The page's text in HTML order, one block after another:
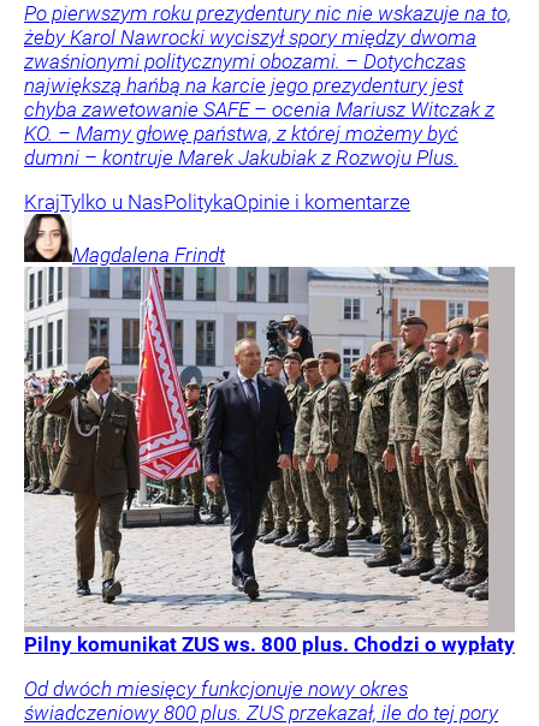
Po pierwszym roku prezydentury nic nie wskazuje na to,
żeby Karol Nawrocki wyciszył spory między dwoma
zwaśnionymi politycznymi obozami. – Dotychczas
największą hańbą na karcie jego prezydentury jest
chyba zawetowanie SAFE – ocenia Mariusz Witczak z
KO. – Mamy głowę państwa, z której możemy być
dumni – kontruje Marek Jakubiak z Rozwoju Plus.
KrajTylko u NasPolitykaOpinie i komentarze
Magdalena Frindt
Pilny komunikat ZUS ws. 800 plus. Chodzi o wypłaty
Od dwóch miesięcy funkcjonuje nowy okres
świadczeniowy 800 plus. ZUS przekazał, ile do tej pory